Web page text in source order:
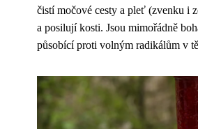
čistí močové cesty a pleť (zvenku i
a posilují kosti. Jsou mimořádně
působící proti volným radikálům v